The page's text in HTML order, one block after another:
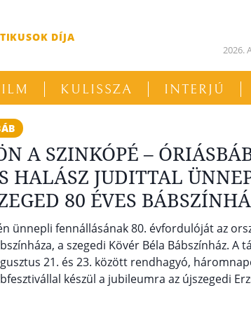
DÍJA
2026.
KULISSZA INTERJÚ
A SZINKÓPÉ –
HALÁSZ JUDITTAL
80 ÉVES
ünnepli fennállásának 80. évfordulóját az
a szegedi Kövér Béla Bábszínház. A
21. és 23. között rendhagyó,
készül a jubileumra az újszegedi